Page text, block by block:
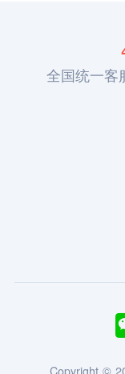
全国统一客
Copyright ©